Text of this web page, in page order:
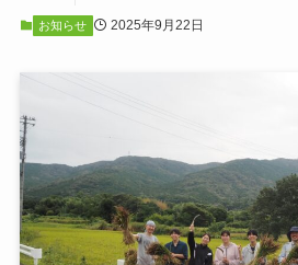
お知らせ 2025年9月22日